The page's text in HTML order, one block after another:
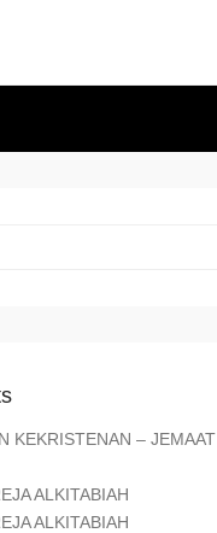
KEKRISTENAN – JEMAAT
ALKITABIAH
ALKITABIAH